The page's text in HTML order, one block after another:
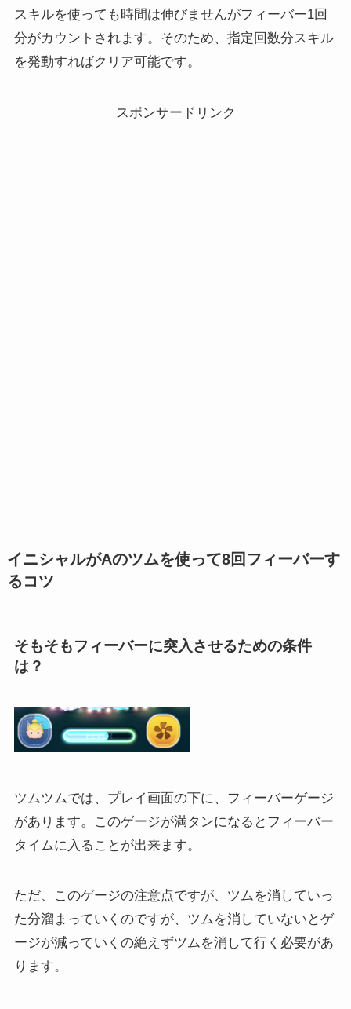
スキルを使っても時間は伸びませんがフィーバー1回
分がカウントされます。そのため、指定回数分スキル
を発動すればクリア可能です。
スポンサードリンク
イニシャルがAのツムを使って8回フィーバーす
るコツ
そもそもフィーバーに突入させるための条件
は？
ツムツムでは、プレイ画面の下に、フィーバーゲージ
があります。このゲージが満タンになるとフィーバー
タイムに入ることが出来ます。
ただ、このゲージの注意点ですが、ツムを消していっ
た分溜まっていくのですが、ツムを消していないとゲ
ージが減っていくの絶えずツムを消して行く必要があ
ります。